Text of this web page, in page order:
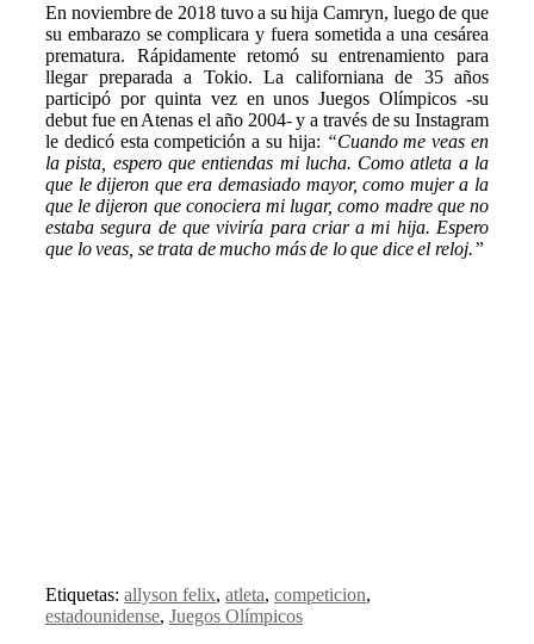
En noviembre de 2018 tuvo a su hija Camryn, luego de que
su embarazo se complicara y fuera sometida a una cesárea
prematura. Rápidamente retomó su entrenamiento para
llegar preparada a Tokio. La californiana de 35 años
participó por quinta vez en unos Juegos Olímpicos -su
debut fue en Atenas el año 2004- y a través de su Instagram
le dedicó esta competición a su hija: “Cuando me veas en
la pista, espero que entiendas mi lucha. Como atleta a la
que le dijeron que era demasiado mayor, como mujer a la
que le dijeron que conociera mi lugar, como madre que no
estaba segura de que viviría para criar a mi hija. Espero
que lo veas, se trata de mucho más de lo que dice el reloj.”
Etiquetas: allyson felix, atleta, competicion,
estadounidense, Juegos Olímpicos